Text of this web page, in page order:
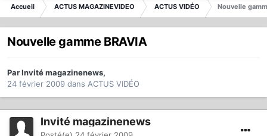
Accueil ACTUS MAGAZINEVIDEO ACTUS VIDÉO Nouvelle
Nouvelle gamme BRAVIA
ParInvité magazinenews,
24 février 2009 dans ACTUS VIDÉO
Invité magazinenews